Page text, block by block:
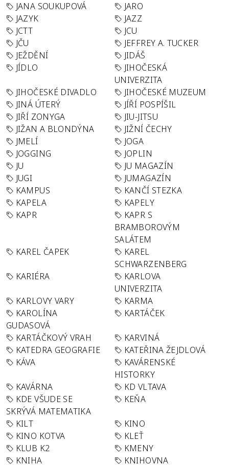
JANA SOUKUPOVÁ
JARO
JAZYK
JAZZ
JCTT
JCU
JČU
JEFFREY A. TUCKER
JEŽDĚNÍ
JIDÁŠ
JÍDLO
JIHOČESKÁ
UNIVERZITA
JIHOČESKÉ DIVADLO
JIHOČESKÉ MUZEUM
JINÁ ÚTERÝ
JÍŘÍ POSPÍŠIL
JIŘÍ ZONYGA
JIU-JITSU
JIŽAN A BLONDÝNA
JIŽNÍ ČECHY
JMELÍ
JOGA
JOGGING
JOPLIN
JU
JU MAGAZÍN
JUGI
JUMAGAZÍN
KAMPUS
KANČÍ STEZKA
KAPELA
KAPELY
KAPR
KAPR S
BRAMBOROVÝM
SALÁTEM
KAREL ČAPEK
KAREL
SCHWARZENBERG
KARIÉRA
KARLOVA
UNIVERZITA
KARLOVY VARY
KARMA
KAROLÍNA
GUDASOVÁ
KARTÁČEK
KARTÁČKOVÝ VRAH
KARVINÁ
KATEDRA GEOGRAFIE
KATEŘINA ŽEJDLOVÁ
KÁVA
KAVÁRENSKÉ
HISTORKY
KAVÁRNA
KD VLTAVA
KDE VŠUDE SE
SKRÝVÁ MATEMATIKA
KEŇA
KILT
KINO
KINO KOTVA
KLEŤ
KLUB K2
KMENY
KNIHA
KNIHOVNA